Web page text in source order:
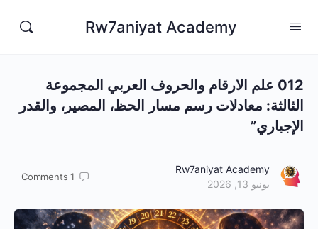
Rw7aniyat Academy
012 علم الارقام والحروف العربي المجموعة
الثالثة: معادلات رسم مسار الحظ، المصير، والقدر
الإجباري”
Rw7aniyat Academy
يونيو 13, 2026
1
Comments